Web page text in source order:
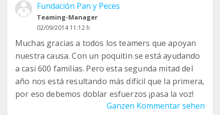
Fundación Pan y Peces
Teaming-Manager
02/09/2014 11:12 h
Muchas gracias a todos los teamers que apoyan
nuestra causa. Con un poquitin se está ayudando
a casi 600 familias. Pero esta segunda mitad del
año nos está resultando más difícil que la primera,
por eso debemos doblar esfuerzos ¡pasa la voz!
Ganzen Kommentar sehen